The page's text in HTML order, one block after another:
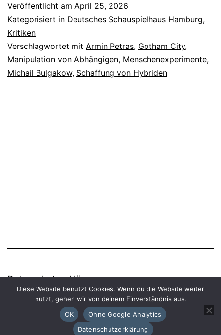
Veröffentlicht am April 25, 2026
Kategorisiert in Deutsches Schauspielhaus Hamburg,
Kritiken
Verschlagwortet mit Armin Petras, Gotham City,
Manipulation von Abhängigen, Menschenexperimente,
Michail Bulgakow, Schaffung von Hybriden
Datenschutzerklärung
Powered byWordPress.
Diese Website benutzt Cookies. Wenn du die Website weiter
nutzt, gehen wir von deinem Einverständnis aus.
OK
Ohne Google Analytics
Datenschutzerklärung